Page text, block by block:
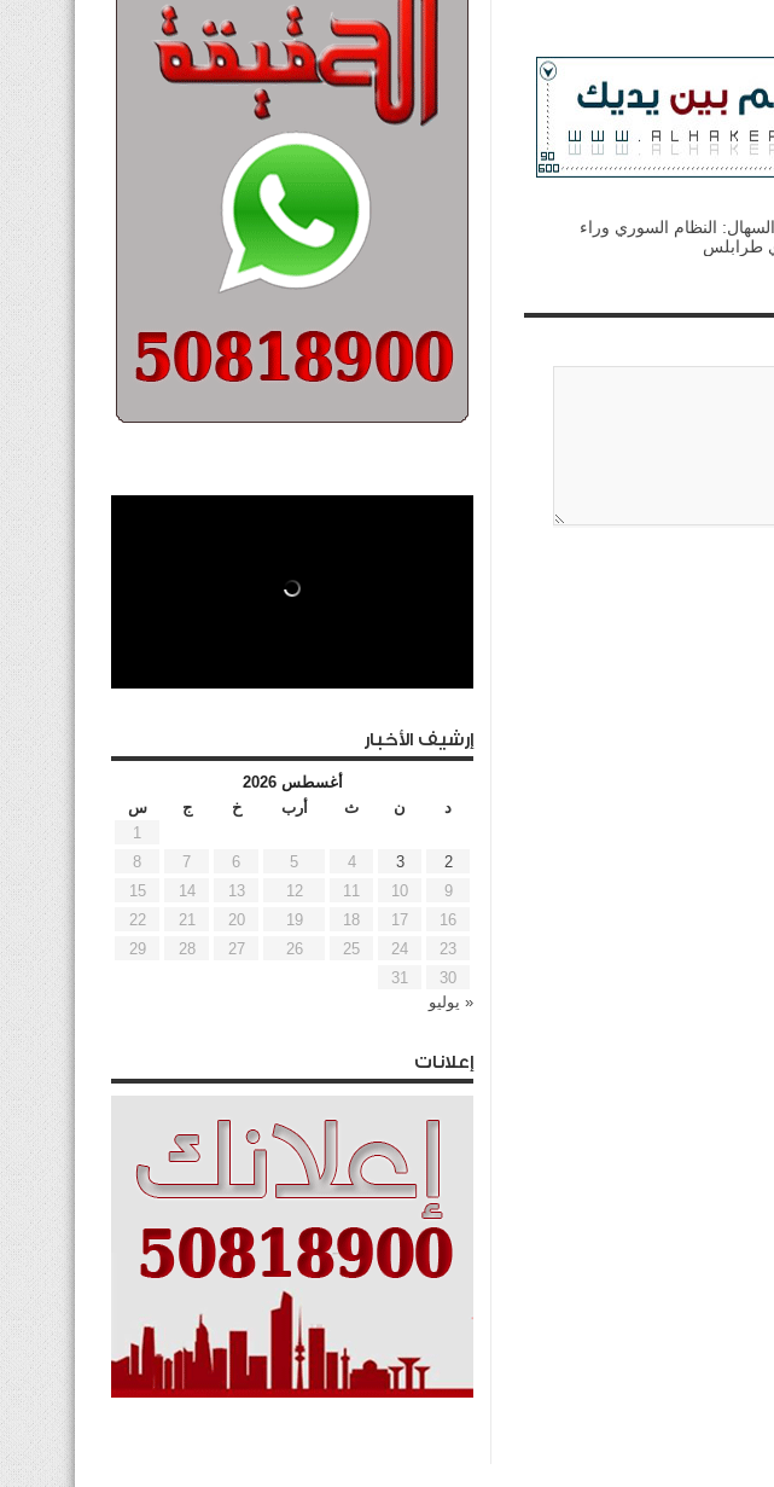
النظام السوري وراء
طرابلس
إرشيف الأخبار
أغسطس 2026
د
ن ث أرب خ ج
س
1
2
3
4
5
6
7
8
9
10
11
12
13
14
15
16
17
18
19
20
21
22
23
24
25
26
27
28
29
30
31
« يوليو
إعلانات